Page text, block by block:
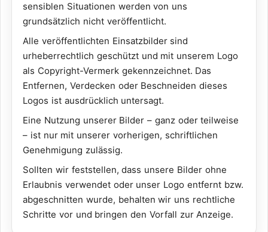
sensiblen Situationen werden von uns
grundsätzlich nicht veröffentlicht.
Alle veröffentlichten Einsatzbilder sind
urheberrechtlich geschützt und mit unserem Logo
als Copyright-Vermerk gekennzeichnet. Das
Entfernen, Verdecken oder Beschneiden dieses
Logos ist ausdrücklich untersagt.
Eine Nutzung unserer Bilder – ganz oder teilweise
– ist nur mit unserer vorherigen, schriftlichen
Genehmigung zulässig.
Sollten wir feststellen, dass unsere Bilder ohne
Erlaubnis verwendet oder unser Logo entfernt bzw.
abgeschnitten wurde, behalten wir uns rechtliche
Schritte vor und bringen den Vorfall zur Anzeige.